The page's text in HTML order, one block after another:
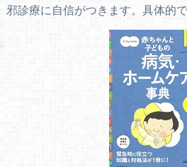
邪診療に自信がつきます。具体的